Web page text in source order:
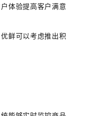
体验提高客户满意
鲜可以考虑推出积